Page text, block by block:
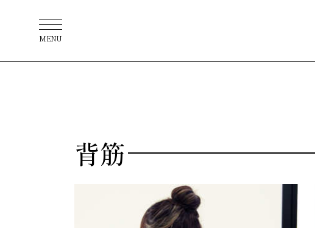
MENU
背筋